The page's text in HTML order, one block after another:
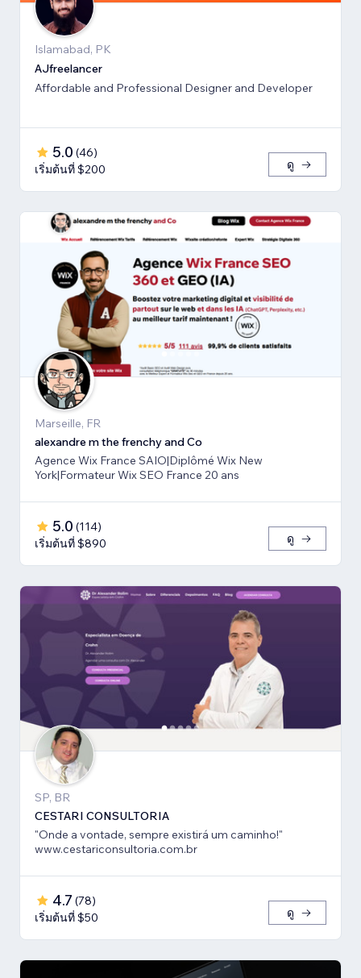
Islamabad, PK
AJfreelancer
Affordable and Professional Designer and Developer
5.0 (46)
เริ่มต้นที่ $200
ดู
Marseille, FR
alexandre m the frenchy and Co
Agence Wix France SAIO|Diplômé Wix New
York|Formateur Wix SEO France 20 ans
5.0 (114)
เริ่มต้นที่ $890
ดู
SP, BR
CESTARI CONSULTORIA
"Onde a vontade, sempre existirá um caminho!"
www.cestariconsultoria.com.br
4.7 (78)
เริ่มต้นที่ $50
ดู